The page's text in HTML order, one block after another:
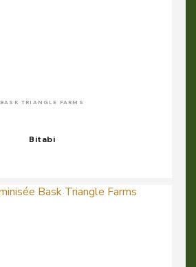
BASK TRIANGLE FARMS
Bitabi